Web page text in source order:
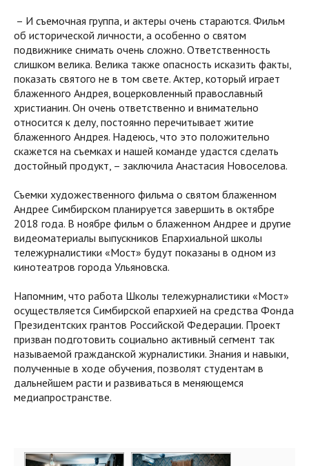
– И съемочная группа, и актеры очень стараются. Фильм
об исторической личности, а особенно о святом
подвижнике снимать очень сложно. Ответственность
слишком велика. Велика также опасность исказить факты,
показать святого не в том свете. Актер, который играет
блаженного Андрея, воцерковленный православный
христианин. Он очень ответственно и внимательно
относится к делу, постоянно перечитывает житие
блаженного Андрея. Надеюсь, что это положительно
скажется на съемках и нашей команде удастся сделать
достойный продукт, – заключила Анастасия Новоселова.
Съемки художественного фильма о святом блаженном
Андрее Симбирском планируется завершить в октябре
2018 года. В ноябре фильм о блаженном Андрее и другие
видеоматериалы выпускников Епархиальной школы
тележурналистики «Мост» будут показаны в одном из
кинотеатров города Ульяновска.
Напомним, что работа Школы тележурналистики «Мост»
осуществляется Симбирской епархией на средства Фонда
Президентских грантов Российской Федерации. Проект
призван подготовить социально активный сегмент так
называемой гражданской журналистики. Знания и навыки,
полученные в ходе обучения, позволят студентам в
дальнейшем расти и развиваться в меняющемся
медиапространстве.